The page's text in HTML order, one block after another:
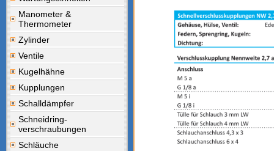
Manometer &
Thermometer
Zylinder
Ventile
Kugelhähne
Kupplungen
Schalldämpfer
Schneidring-
verschraubungen
Schläuche